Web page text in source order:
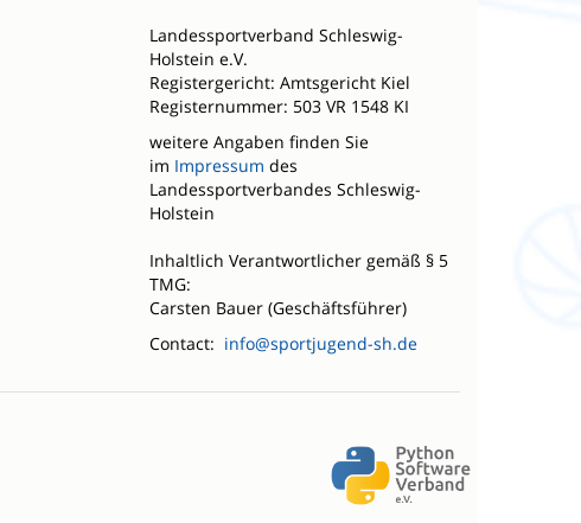
Landessportverband Schleswig-
Holstein e.V.
Registergericht: Amtsgericht Kiel
Registernummer: 503 VR 1548 KI
weitere Angaben finden Sie
im Impressum des
Landessportverbandes Schleswig-
Holstein
Inhaltlich Verantwortlicher gemäß § 5
TMG:
Carsten Bauer (Geschäftsführer)
Contact: info@sportjugend-sh.de